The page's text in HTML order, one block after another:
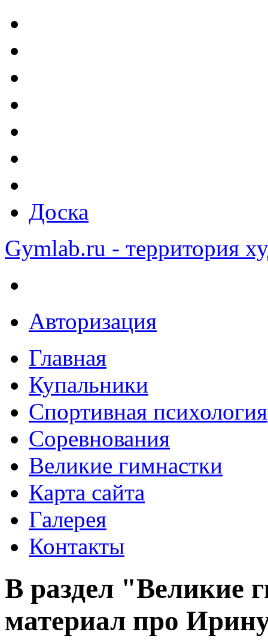
Доска
Gymlab.ru - территория
Авторизация
Главная
Купальники
Спортивная психология
Соревнования
Великие гимнастки
Карта сайта
Галерея
Контакты
В раздел "Великие
материал про